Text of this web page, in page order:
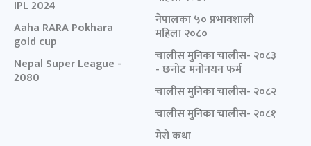
IPL 2024
Aaha RARA Pokhara
gold cup
Nepal Super League -
2080
नेपालका ५० प्रभावशाली
महिला २०८०
चालीस मुनिका चालीस- २०८३
- छनोट मनोनयन फर्म
चालीस मुनिका चालीस- २०८२
चालीस मुनिका चालीस- २०८१
मेरो कथा